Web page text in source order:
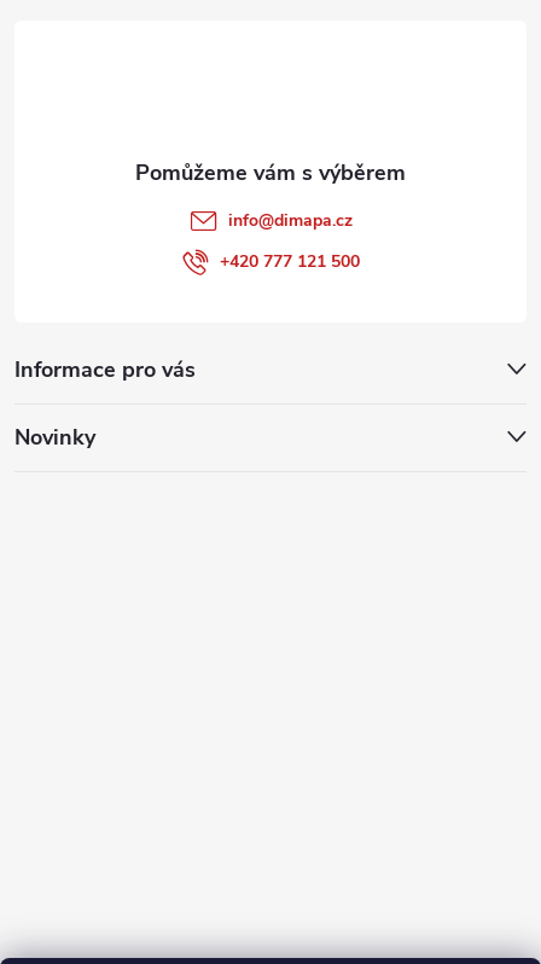
Informace pro vás
Novinky
info@dimapa.cz
+420 777 121 500